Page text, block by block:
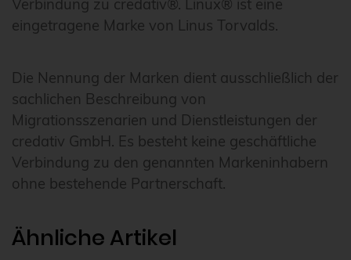
Verbindung zu credativ®. Linux® ist eine
eingetragene Marke von Linus Torvalds.
Die Nennung der Marken dient ausschließlich der
sachlichen Beschreibung von
Migrationsszenarien und Dienstleistungen der
credativ GmbH. Es besteht keine geschäftliche
Verbindung zu den genannten Markeninhabern
ohne bestehende Partnerschaft.
Ähnliche Artikel